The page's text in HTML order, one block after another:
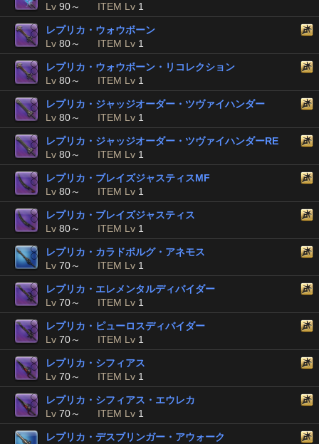
Lv 90～ ITEM Lv 1
レプリカ・ウォウボーン
Lv 80～ ITEM Lv 1
レプリカ・ウォウボーン・リコレクション
Lv 80～ ITEM Lv 1
レプリカ・ジャッジオーダー・ツヴァイハンダー
Lv 80～ ITEM Lv 1
レプリカ・ジャッジオーダー・ツヴァイハンダーRE
Lv 80～ ITEM Lv 1
レプリカ・ブレイズジャスティスMF
Lv 80～ ITEM Lv 1
レプリカ・ブレイズジャスティス
Lv 80～ ITEM Lv 1
レプリカ・カラドボルグ・アネモス
Lv 70～ ITEM Lv 1
レプリカ・エレメンタルディバイダー
Lv 70～ ITEM Lv 1
レプリカ・ピューロスディバイダー
Lv 70～ ITEM Lv 1
レプリカ・シフィアス
Lv 70～ ITEM Lv 1
レプリカ・シフィアス・エウレカ
Lv 70～ ITEM Lv 1
レプリカ・デスブリンガー・アウォーク